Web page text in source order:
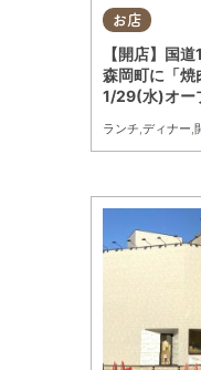
お店
【開店】国
森岡町に「焼
1/29(水)オー
ランチ ディナー